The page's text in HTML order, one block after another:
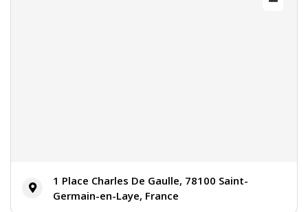
1 Place Charles De Gaulle, 78100 Saint-
Germain-en-Laye, France